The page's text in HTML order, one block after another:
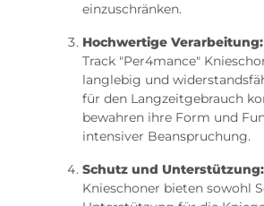
einzuschränken.
Hochwertige Verarbeitung:
Track "Per4mance"
langlebig und
für den Langzeitgebrauch
bewahren ihre Form und
intensiver Beanspruchung.
Schutz und Unterstützung:
Knieschoner bieten sowohl